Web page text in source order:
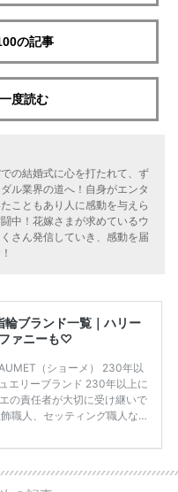
の記事
度読む
の結婚式に心を打たれて、ず
ル業界の道へ！自身がエンタ
こともあり人に感動を与えら
中！花嫁さまが求めているウ
さん発信していき、感動を届
輪ブランド一覧｜ハリー
ァニーも♡
（ショーメ） 230年以
エリーブランド 230年以上に
の責任者が大切に受け継いで
職人、セッティング職人な
ます。 至高のデザインと品
輪 魔裟斗さんが矢沢さんに